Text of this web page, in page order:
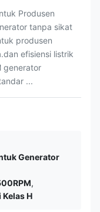
Produsen
tanpa sikat
produsen
efisiensi listrik
generator
...
Generator
,
H